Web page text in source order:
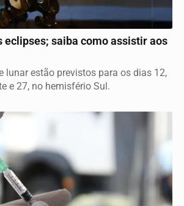
eclipses; saiba como assistir aos
lunar estão previstos para os dias 12,
e 27, no hemisfério Sul.